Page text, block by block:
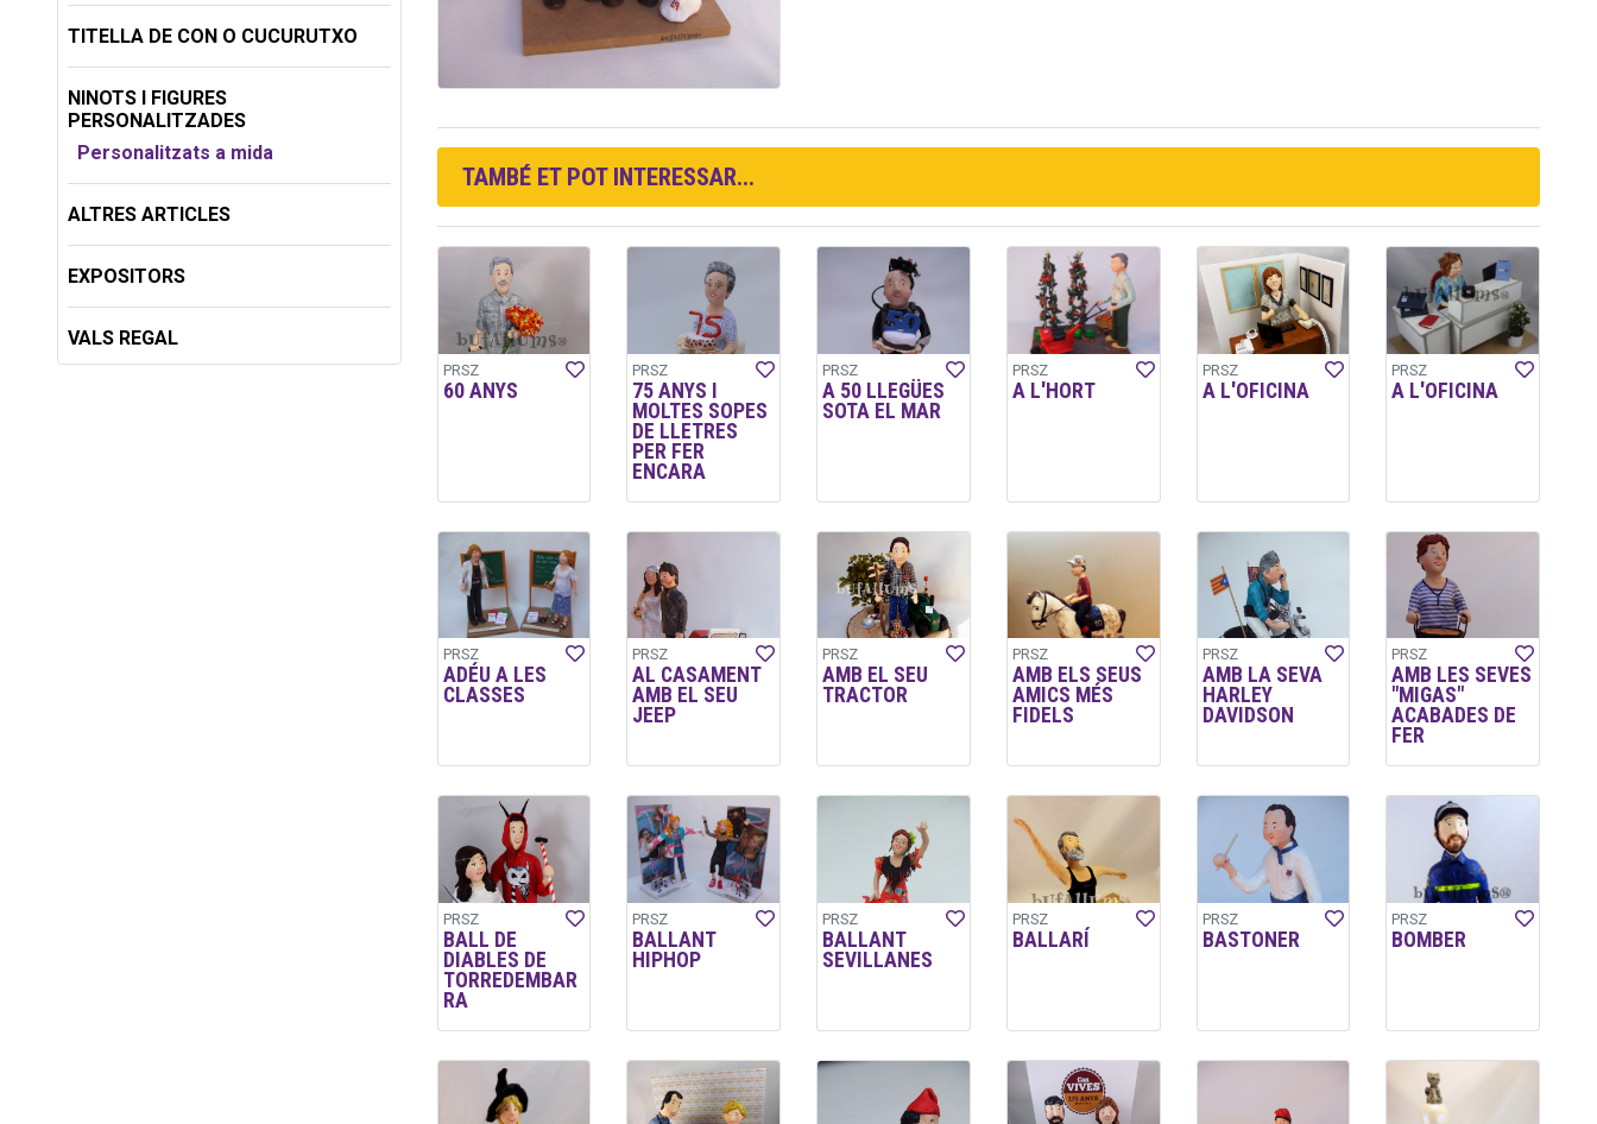
TITELLA DE CON O CUCURUTXO
NINOTS I FIGURES
PERSONALITZADES
Personalitzats a mida
ALTRES ARTICLES
EXPOSITORS
VALS REGAL
TAMBÉ ET POT INTERESSAR...
PRSZ
60 ANYS
PRSZ
75 ANYS I
MOLTES SOPES
DE LLETRES
PER FER
ENCARA
PRSZ
A 50 LLEGÜES
SOTA EL MAR
PRSZ
A L'HORT
PRSZ
A L'OFICINA
PRSZ
A L'OFICINA
PRSZ
ADÉU A LES
CLASSES
PRSZ
AL CASAMENT
AMB EL SEU
JEEP
PRSZ
AMB EL SEU
TRACTOR
PRSZ
AMB ELS SEUS
AMICS MÉS
FIDELS
PRSZ
AMB LA SEVA
HARLEY
DAVIDSON
PRSZ
AMB LES SEVES
"MIGAS"
ACABADES DE
FER
PRSZ
BALL DE
DIABLES DE
TORREDEMBAR
RA
PRSZ
BALLANT
HIPHOP
PRSZ
BALLANT
SEVILLANES
PRSZ
BALLARÍ
PRSZ
BASTONER
PRSZ
BOMBER